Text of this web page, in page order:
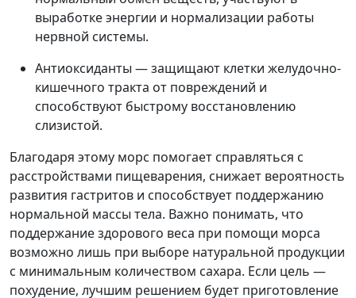
выработке энергии и нормализации работы
нервной системы.
Антиоксиданты — защищают клетки желудочно-
кишечного тракта от повреждений и
способствуют быстрому восстановлению
слизистой.
Благодаря этому морс помогает справляться с
расстройствами пищеварения, снижает вероятность
развития гастритов и способствует поддержанию
нормальной массы тела. Важно понимать, что
поддержание здорового веса при помощи морса
возможно лишь при выборе натуральной продукции
с минимальным количеством сахара. Если цель —
похудение, лучшим решением будет приготовление